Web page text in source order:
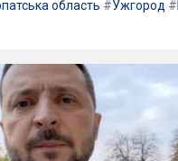
область #Ужгород #